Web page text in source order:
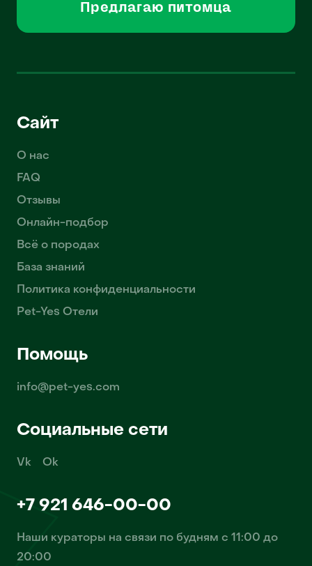
Предлагаю питомца
Сайт
О нас
FAQ
Отзывы
Онлайн-подбор
Всё о породах
База знаний
Политика конфиденциальности
Pet-Yes Отели
Помощь
info@pet-yes.com
Социальные сети
Vk Ok
+7 921 646-00-00
Наши кураторы на связи по будням с 11:00 до
20:00